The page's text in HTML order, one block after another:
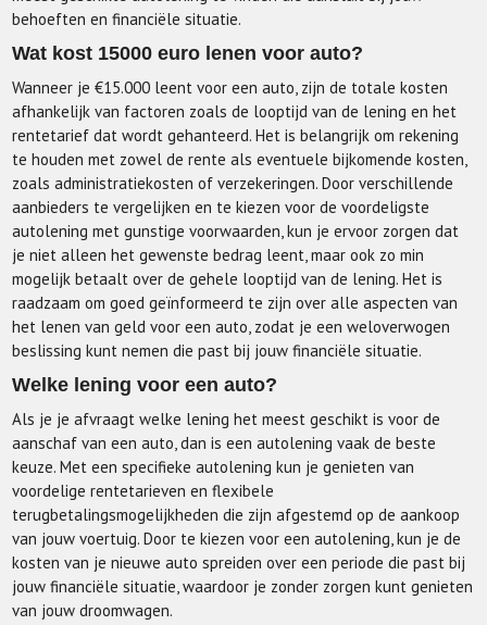
behoeften en financiële situatie.
Wat kost 15000 euro lenen voor auto?
Wanneer je €15.000 leent voor een auto, zijn de totale kosten
afhankelijk van factoren zoals de looptijd van de lening en het
rentetarief dat wordt gehanteerd. Het is belangrijk om rekening
te houden met zowel de rente als eventuele bijkomende kosten,
zoals administratiekosten of verzekeringen. Door verschillende
aanbieders te vergelijken en te kiezen voor de voordeligste
autolening met gunstige voorwaarden, kun je ervoor zorgen dat
je niet alleen het gewenste bedrag leent, maar ook zo min
mogelijk betaalt over de gehele looptijd van de lening. Het is
raadzaam om goed geïnformeerd te zijn over alle aspecten van
het lenen van geld voor een auto, zodat je een weloverwogen
beslissing kunt nemen die past bij jouw financiële situatie.
Welke lening voor een auto?
Als je je afvraagt welke lening het meest geschikt is voor de
aanschaf van een auto, dan is een autolening vaak de beste
keuze. Met een specifieke autolening kun je genieten van
voordelige rentetarieven en flexibele
terugbetalingsmogelijkheden die zijn afgestemd op de aankoop
van jouw voertuig. Door te kiezen voor een autolening, kun je de
kosten van je nieuwe auto spreiden over een periode die past bij
jouw financiële situatie, waardoor je zonder zorgen kunt genieten
van jouw droomwagen.